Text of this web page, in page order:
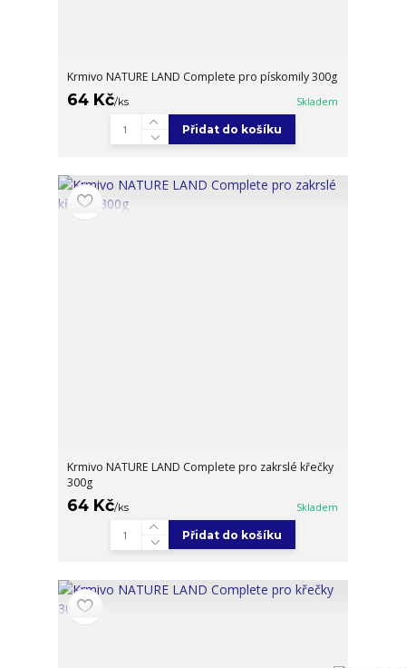
Krmivo NATURE LAND Complete pro pískomily 300g
64 Kč/ks Skladem
Přidat do košíku
Krmivo NATURE LAND Complete pro zakrslé křečky
300g
64 Kč/ks Skladem
Přidat do košíku